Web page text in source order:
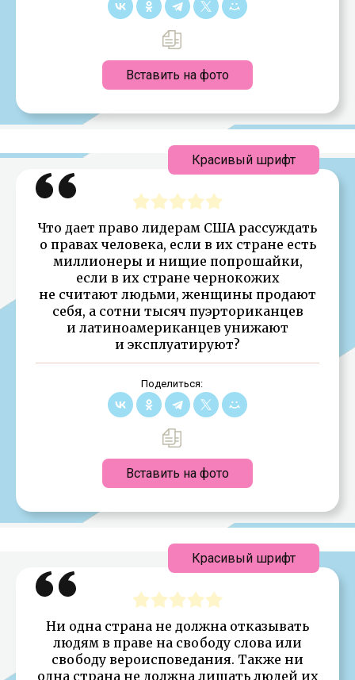
Вставить на фото
Что дает право лидерам США рассуждать
о правах человека, если в их стране есть
миллионеры и нищие попрошайки,
если в их стране чернокожих
не считают людьми, женщины продают
себя, а сотни тысяч пуэрториканцев
и латиноамериканцев унижают
и эксплуатируют?
Поделиться:
Вставить на фото
Красивый шрифт
Ни одна страна не должна отказывать
людям в праве на свободу слова или
свободу вероисповедания. Также ни
одна страна не должна лишать людей их
Красивый шрифт